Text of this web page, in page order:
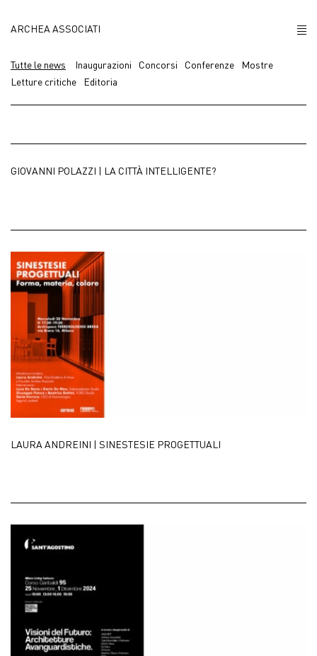
ARCHEA ASSOCIATI
CHI SIAMO
PROGETTI
POLICY
Tutte le news Inaugurazioni Concorsi Conferenze
Mostre
Letture critiche
Editoria
GIOVANNI POLAZZI | LA CITTÀ INTELLIGENTE?
LAURA ANDREINI | SINESTESIE PROGETTUALI